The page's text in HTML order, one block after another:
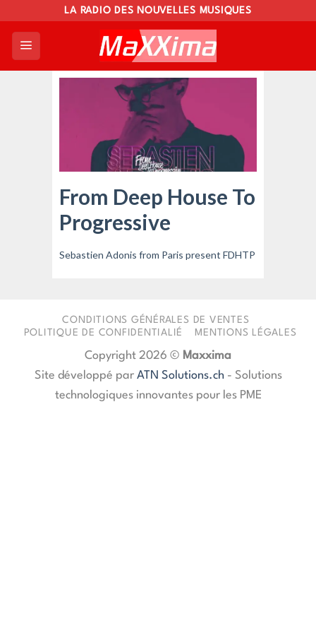
content
LA RADIO DES NOUVELLES MUSIQUES
From Deep House To
Progressive
Sebastien Adonis from Paris present FDHTP
CONDITIONS GÉNÉRALES DE VENTES
POLITIQUE DE CONFIDENTIALIÉ
MENTIONS LÉGALES
Copyright 2026 © Maxxima
Site développé par ATN Solutions.ch- Solutions
technologiques innovantes pour les PME